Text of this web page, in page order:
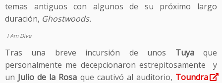
temas antiguos con algunos de su próximo largo
duración, Ghostwoods.
I Am Dive
Tras una breve incursión de unos Tuyaque
personalmente me decepcionaron estrepitosamente y
un Julio de la Rosa que cautivó al auditorio, Toundra